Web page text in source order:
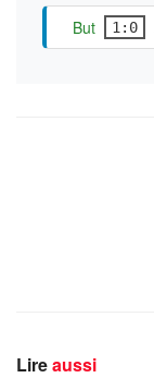
But 1:0
Lireaussi